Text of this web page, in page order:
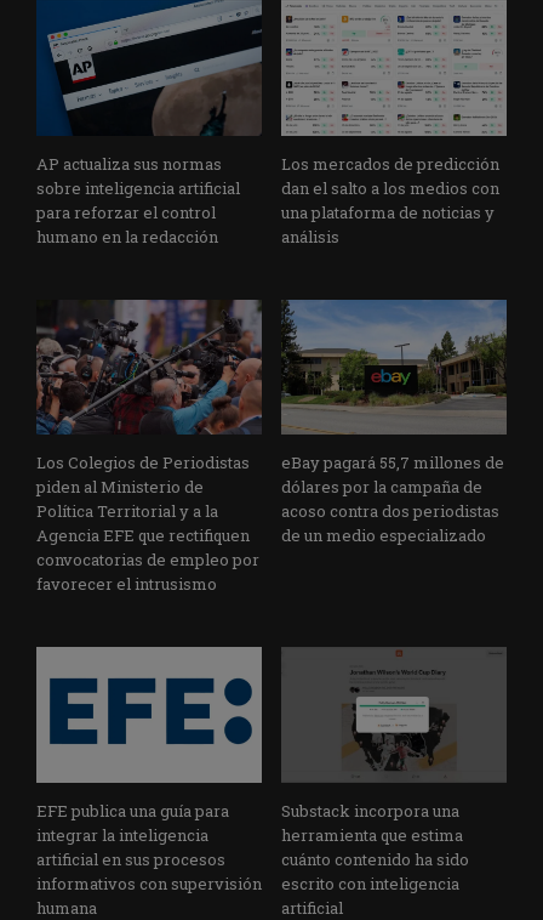
AP actualiza sus normas
sobre inteligencia artificial
para reforzar el control
humano en la redacción
Los mercados de predicción
dan el salto a los medios con
una plataforma de noticias y
análisis
Los Colegios de Periodistas
piden al Ministerio de
Política Territorial y a la
Agencia EFE que rectifiquen
convocatorias de empleo por
favorecer el intrusismo
eBay pagará 55,7 millones de
dólares por la campaña de
acoso contra dos periodistas
de un medio especializado
EFE publica una guía para
integrar la inteligencia
artificial en sus procesos
informativos con supervisión
humana
Substack incorpora una
herramienta que estima
cuánto contenido ha sido
escrito con inteligencia
artificial